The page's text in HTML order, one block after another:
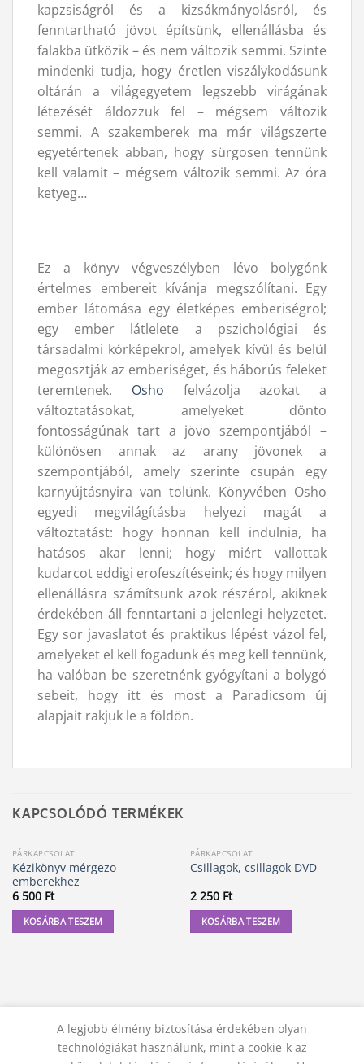
kapzsiságról és a kizsákmányolásról, és
fenntartható jövot építsünk, ellenállásba és
falakba ütközik – és nem változik semmi. Szinte
mindenki tudja, hogy éretlen viszálykodásunk
oltárán a világegyetem legszebb virágának
létezését áldozzuk fel – mégsem változik
semmi. A szakemberek ma már világszerte
egyetértenek abban, hogy sürgosen tennünk
kell valamit – mégsem változik semmi. Az óra
ketyeg…
Ez a könyv végveszélyben lévo bolygónk
értelmes embereit kívánja megszólítani. Egy
ember látomása egy életképes emberiségrol;
egy ember látlelete a pszichológiai és
társadalmi kórképekrol, amelyek kívül és belül
megosztják az emberiséget, és háborús feleket
teremtenek. Osho felvázolja azokat a
változtatásokat, amelyeket dönto
fontosságúnak tart a jövo szempontjából –
különösen annak az arany jövonek a
szempontjából, amely szerinte csupán egy
karnyújtásnyira van tolünk. Könyvében Osho
egyedi megvilágításba helyezi magát a
változtatást: hogy honnan kell indulnia, ha
hatásos akar lenni; hogy miért vallottak
kudarcot eddigi erofeszítéseink; és hogy milyen
ellenállásra számítsunk azok részérol, akiknek
érdekében áll fenntartani a jelenlegi helyzetet.
Egy sor javaslatot és praktikus lépést vázol fel,
amelyeket el kell fogadunk és meg kell tennünk,
ha valóban be szeretnénk gyógyítani a bolygó
sebeit, hogy itt és most a Paradicsom új
alapjait rakjuk le a földön.
KAPCSOLÓDÓ TERMÉKEK
PÁRKAPCSOLAT
Kézikönyv mérgezo
emberekhez
6 500 Ft
KOSÁRBA TESZEM
PÁRKAPCSOLAT
Csillagok, csillagok DVD
2 250 Ft
KOSÁRBA TESZEM
A legjobb élmény biztosítása érdekében olyan
technológiákat használunk, mint a cookie-k az